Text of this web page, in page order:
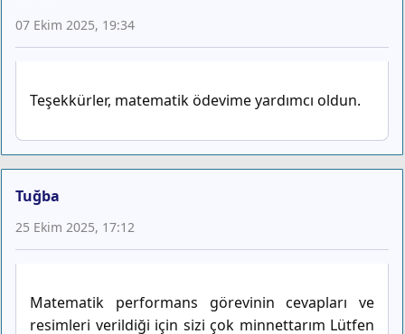
07 Ekim 2025, 19:34
Teşekkürler, matematik ödevime yardımcı oldun.
Tuğba
25 Ekim 2025, 17:12
Matematik performans görevinin cevapları ve
resimleri verildiği için sizi çok minnettarım Lütfen